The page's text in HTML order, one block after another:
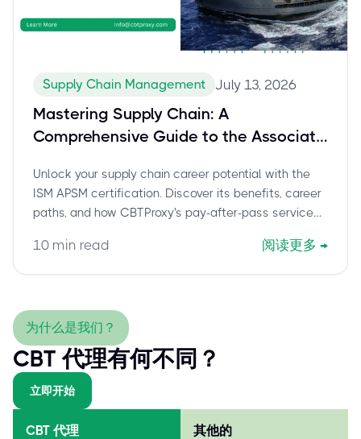
Supply Chain Management July 13, 2026
Mastering Supply Chain: A
Comprehensive Guide to the Associate
(APSM) Certification and Career
Growth
Unlock your supply chain career potential with the
ISM APSM certification. Discover its benefits, career
paths, and how CBTProxy's pay-after-pass service
10 min read 阅读更多 →
为什么是我们？
CBT 代理有何不同？
立即开始
CBT 代理 其他的